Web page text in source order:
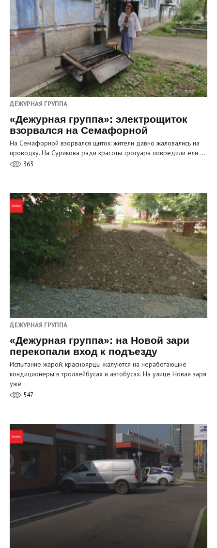
ДЕЖУРНАЯ ГРУППА
«Дежурная группа»: электрощиток
взорвался на Семафорной
На Семафорной взорвался щиток: жители давно жаловались на
проводку. На Сурикова ради красоты тротуара повредили ели.…
363
ДЕЖУРНАЯ ГРУППА
«Дежурная группа»: на Новой зари
перекопали вход к подъезду
Испытание жарой: красноярцы жалуются на неработающие
кондиционеры в троллейбусах и автобусах. На улице Новая заря
уже…
547